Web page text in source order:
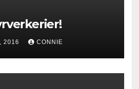
2016 CONNIE